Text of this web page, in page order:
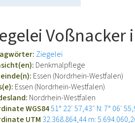
Voßnacker
Ziegelei
Denkmalpflege
Essen (Nordrhein-Westfalen)
Essen (Nordrhein-Westfalen)
Nordrhein-Westfalen
WGS8451° 22′ 57,43″ N: 7° 06′
UTM 32.368.864,44 m: